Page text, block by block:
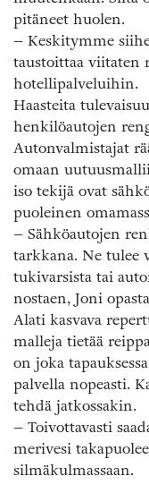
pitäneet huolen.
– Keskitymme
taustoittaa viitaten
hotellipalveluihin.
Haasteita
henkilöautojen
Autonvalmistajat
omaan
iso tekijä ovat
puoleinen
– Sähköautojen
tarkkana. Ne tulee
tukivarsista tai
nostaen, Joni
Alati kasvava
malleja tietää
on joka
palvella nopeasti.
tehdä jatkossakin.
– Toivottavasti
merivesi
silmäkulmassaan.